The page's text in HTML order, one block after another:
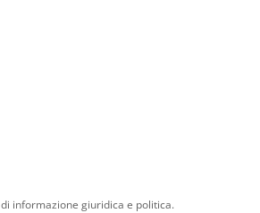
informazione giuridica e politica.